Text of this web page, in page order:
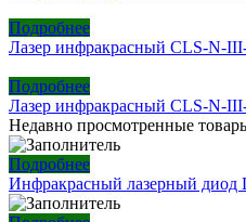
Подробнее
Лазер инфракрасный CLS-N-
Подробнее
Лазер инфракрасный CLS-N-
Недавно просмотренные
Подробнее
Инфракрасный лазерный диод